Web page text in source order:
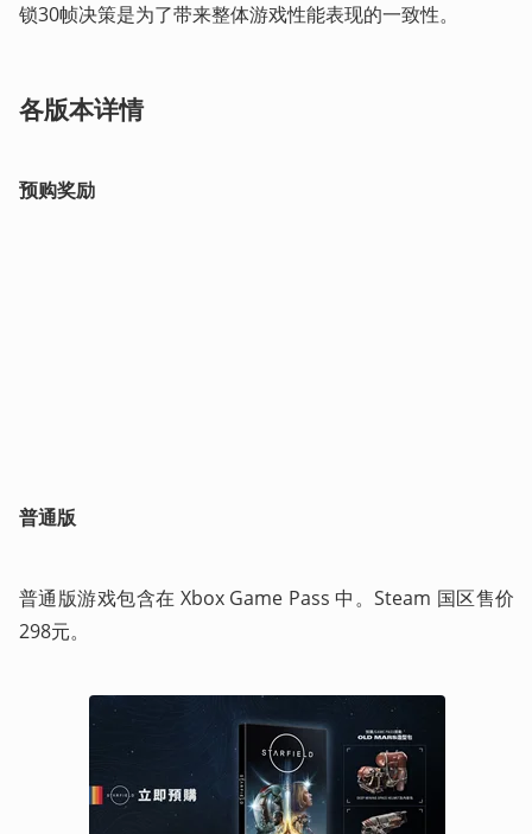
锁30帧决策是为了带来整体游戏性能表现的一致性。
各版本详情
预购奖励
普通版
普通版游戏包含在 Xbox Game Pass 中。Steam 国区售价
298元。